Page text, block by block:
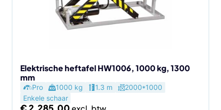
Elektrische heftafel HW1006, 1000 kg, 1300
mm
Pro 1000 kg 1.3 m
2000*1000
Enkele schaar